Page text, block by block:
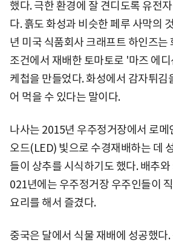
했다. 극한 환경에 잘 견디도록 유전
다. 흙도 화성과 비슷한 페루 사막의
년 미국 식품회사 크래프트 하인즈는
조건에서 재배한 토마토로 '마즈 에
케첩을 만들었다. 화성에서 감자튀김
어 먹을 수 있다는 말이다.
나사는 2015년 우주정거장에서 로메
오드(LED) 빛으로 수경재배하는 데
들이 상추를 시식하기도 했다. 배추
021년에는 우주정거장 우주인들이
요리를 해서 즐겼다.
중국은 달에서 식물 재배에 성공했다